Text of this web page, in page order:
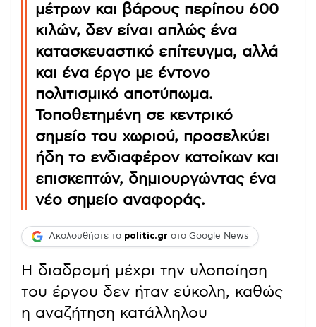
μέτρων και βάρους περίπου 600
κιλών, δεν είναι απλώς ένα
κατασκευαστικό επίτευγμα, αλλά
και ένα έργο με έντονο
πολιτισμικό αποτύπωμα.
Τοποθετημένη σε κεντρικό
σημείο του χωριού, προσελκύει
ήδη το ενδιαφέρον κατοίκων και
επισκεπτών, δημιουργώντας ένα
νέο σημείο αναφοράς.
Ακολουθήστε το politic.gr στο Google News
Η διαδρομή μέχρι την υλοποίηση
του έργου δεν ήταν εύκολη, καθώς
η αναζήτηση κατάλληλου